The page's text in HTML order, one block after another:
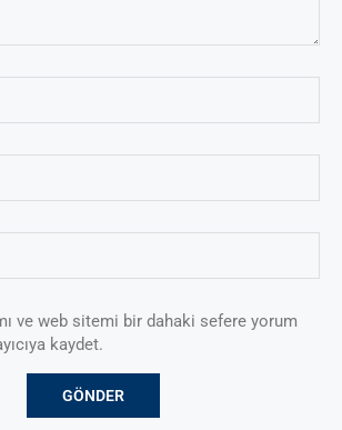
ve web sitemi bir dahaki sefere yorum
kaydet.